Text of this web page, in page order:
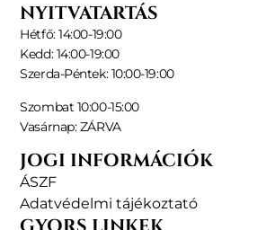
NYITVATARTÁS
Hétfő: 14:00-19:00
Kedd: 14:00-19:00
Szerda-Péntek: 10:00-19:00
Szombat 10:00-15:00
Vasárnap: ZÁRVA
JOGI INFORMÁCIÓK
ÁSZF
Adatvédelmi tájékoztató